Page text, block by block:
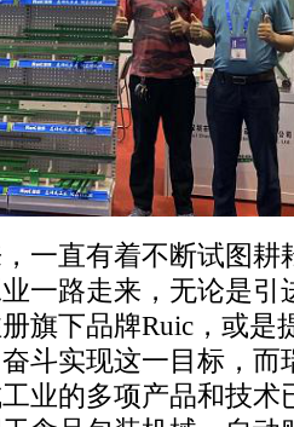
一直有着不断试图耕
一路走来，无论是引
旗下品牌Ruic，或是
斗实现这一目标，而
业的多项产品和技术